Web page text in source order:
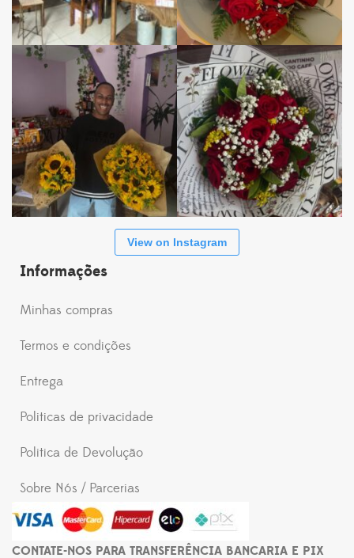
View on Instagram
Informações
Minhas compras
Termos e condições
Entrega
Politicas de privacidade
Politica de Devolução
Sobre Nós / Parcerias
CONTATE-NOS PARA TRANSFERÊNCIA BANCARIA E PIX